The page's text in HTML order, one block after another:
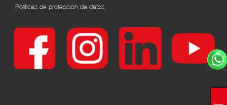
Políticas de protección de datos